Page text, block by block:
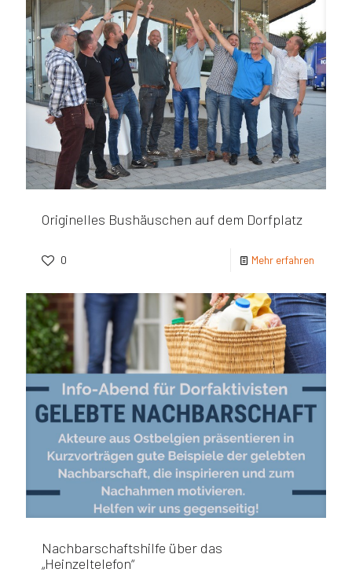
Originelles Bushäuschen auf dem Dorfplatz
0 Mehr erfahren
Nachbarschaftshilfe über das
„Heinzeltelefon“